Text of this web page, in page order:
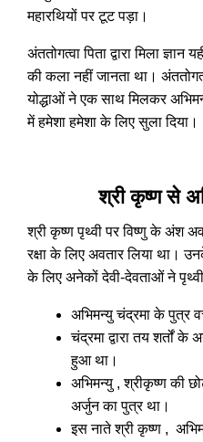
महारथियों पर टूट पड़ा।
अंततोगत्वा पिता द्वारा मिला
की कला नहीं जानता था।
योद्धाओं ने एक साथ मिलकर
में हमेशा हमेशा के लिए सुला दिया।
श्री कृष्ण से
श्री कृष्ण पृथ्वी पर विष्णु के अंश
रक्षा के लिए अवतार लिया था।
के लिए अनेकों देवी-देवताओं ने
अभिमन्यु चंद्रमा के पुत्र
चंद्रमा द्वारा तय शर्तों
हुआ था।
अभिमन्यु , श्रीकृष्ण की
अर्जुन का पुत्र था।
इस नाते श्री कृष्ण ,